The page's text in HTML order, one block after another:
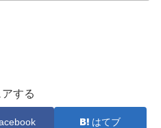
アする
はてブ